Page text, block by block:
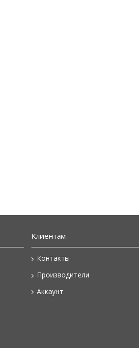
Клиентам
Контакты
Производители
Аккаунт